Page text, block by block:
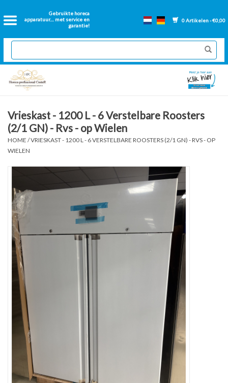
Gebruikte horeca
apparatuur.... met service en
garantie!
0 Artikelen - €0,00
Home
2dehands Horeca
Nieuwe apparatuur
GN Bakken
Over ons
Vrieskast - 1200 L - 6 Verstelbare Roosters
(2/1 GN) - Rvs - op Wielen
HOME /VRIESKAST - 1200 L - 6 VERSTELBARE ROOSTERS (2/1 GN) - RVS - OP
WIELEN